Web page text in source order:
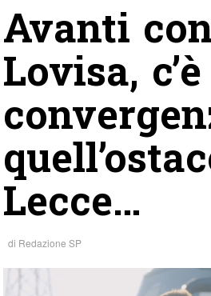
Avanti
Lovisa, c’è
Lecce…
di Redazione SP